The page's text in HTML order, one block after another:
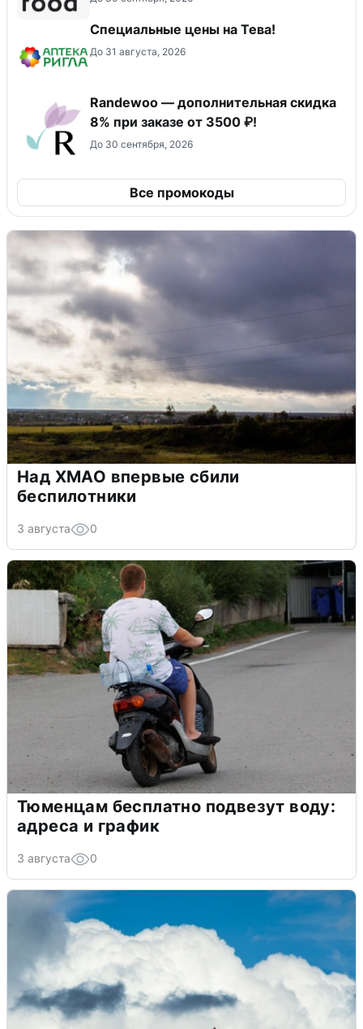
Специальные цены на Тева!
До 31 августа, 2026
Randewoo — дополнительная скидка
8% при заказе от 3500 ₽!
До 30 сентября, 2026
Все промокоды
Над ХМАО впервые сбили
беспилотники
3 августа 0
Тюменцам бесплатно подвезут воду:
адреса и график
3 августа 0